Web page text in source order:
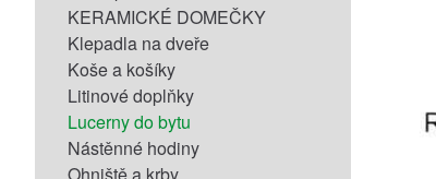
KERAMICKÉ DOMEČKY
Klepadla na dveře
Koše a košíky
Litinové doplňky
Lucerny do bytu
Nástěnné hodiny